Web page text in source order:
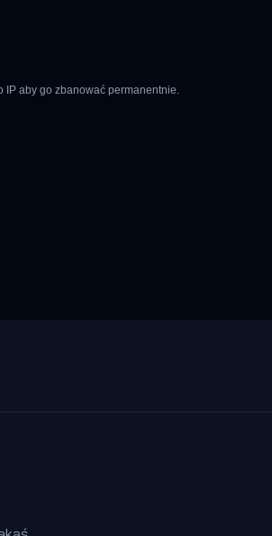
IP aby go zbanować permanentnie.